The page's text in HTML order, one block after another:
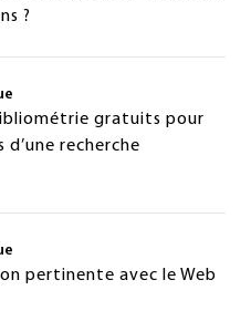
?
gratuits pour
recherche
pertinente avec le Web